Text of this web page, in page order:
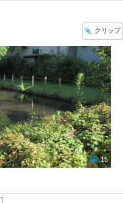
クリップ
15